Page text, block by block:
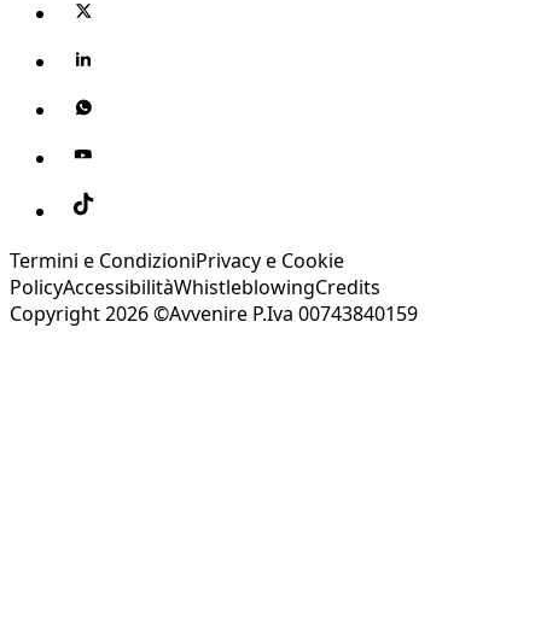
Termini e CondizioniPrivacy e Cookie
PolicyAccessibilitàWhistleblowingCredits
Copyright 2026 ©Avvenire P.Iva 00743840159